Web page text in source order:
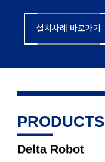
설치사례 바로가기
PRODUCTS
Delta Robot